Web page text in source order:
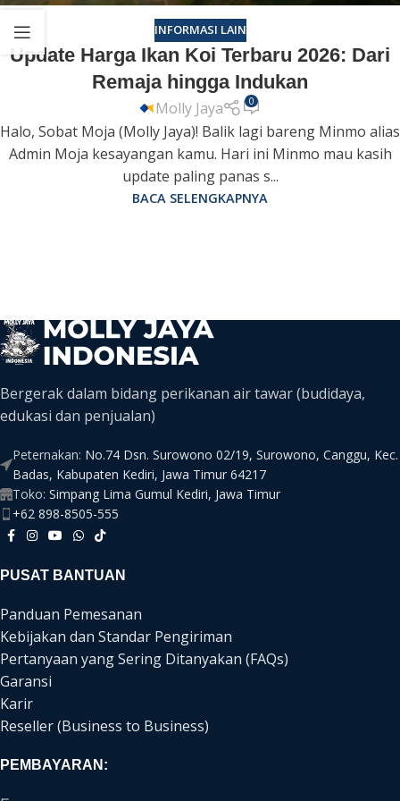
INFORMASI LAIN
Update Harga Ikan Koi Terbaru 2026: Dari
Remaja hingga Indukan
Molly Jaya 0
Halo, Sobat Moja (Molly Jaya)! Balik lagi bareng Minmo alias
Admin Moja kesayangan kamu. Hari ini Minmo mau kasih
update paling panas s...
BACA SELENGKAPNYA
Bergerak dalam bidang perikanan air tawar (budidaya,
edukasi dan penjualan)
Peternakan: No.74 Dsn. Surowono 02/19, Surowono, Canggu, Kec.
Badas, Kabupaten Kediri, Jawa Timur 64217
Toko: Simpang Lima Gumul Kediri, Jawa Timur
+62 898-8505-555
PUSAT BANTUAN
Panduan Pemesanan
Kebijakan dan Standar Pengiriman
Pertanyaan yang Sering Ditanyakan (FAQs)
Garansi
Karir
Reseller (Business to Business)
PEMBAYARAN: